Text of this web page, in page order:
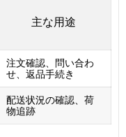
主な用途
注文確認、問い合わ
せ、返品手続き
配送状況の確認、荷
物追跡